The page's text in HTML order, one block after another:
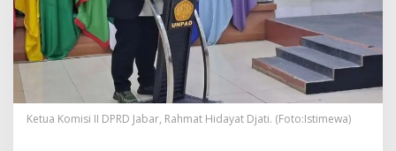
m
u
a
n
K
e
Ketua Komisi II DPRD Jabar, Rahmat Hidayat Djati. (Foto:Istimewa)